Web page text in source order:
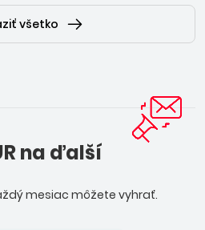
všetko
na ďalší
mesiac môžete vyhrať.